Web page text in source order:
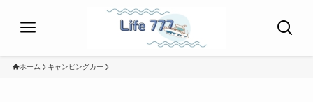
ホーム キャンピングカー